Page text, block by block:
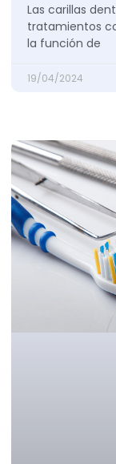
Las carillas
tratamientos
la función de
19/04/2024